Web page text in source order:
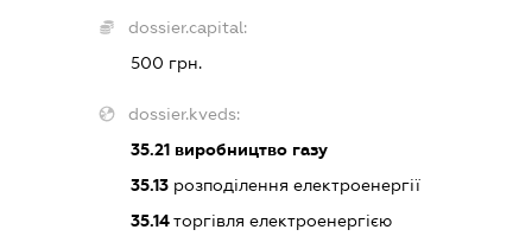
dossier.capital:
500 грн.
dossier.kveds:
35.21 виробництво газу
35.13 розподілення електроенергії
35.14торгівля електроенергією